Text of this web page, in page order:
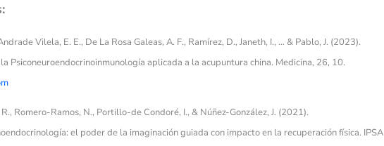
Vilela, E. E., De La Rosa Galeas, A. F., Ramírez, D., Janeth, I., … & Pablo, J. (2023).
Psiconeuroendocrinoinmunología aplicada a la acupuntura china. Medicina, 26, 10.
Romero-Ramos, N., Portillo-de Condoré, I., & Núñez-González, J. (2021).
el poder de la imaginación guiada con impacto en la recuperación física. IPSA